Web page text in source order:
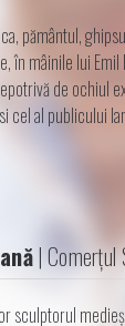
pământul,
în mâinile lui Emil
de ochiul
cel al publicului
| Comerțul
sculptorul